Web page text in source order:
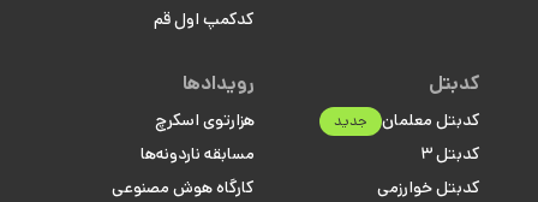
کدکمپ اول قم
کدبتل
کدبتل معلمان جدید
کدبتل ۳
کدبتل خوارزمی
رویدادها
هزارتوی اسکرچ
مسابقه ناردونه‌ها
کارگاه هوش مصنوعی